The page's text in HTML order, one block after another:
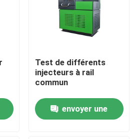
Test de différents
injecteurs à rail
commun
envoyer une